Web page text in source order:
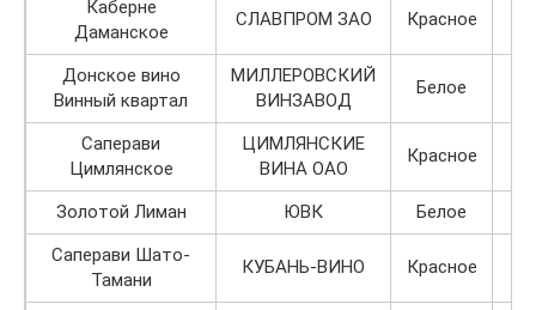
Каберне
Даманское
СЛАВПРОМ ЗАО Красное
Донское вино
Винный квартал
МИЛЛЕРОВСКИЙ
ВИНЗАВОД
Белое
Саперави
Цимлянское
ЦИМЛЯНСКИЕ
ВИНА ОАО
Красное
Золотой Лиман ЮВК
Белое
Саперави Шато-
Тамани
КУБАНЬ-ВИНО Красное